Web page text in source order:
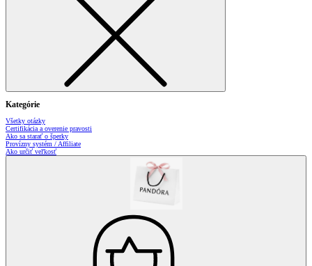
Kategórie
Všetky otázky
Certifikácia a overenie pravosti
Ako sa starať o šperky
Provízny systém / Affiliate
Ako určiť veľkosť